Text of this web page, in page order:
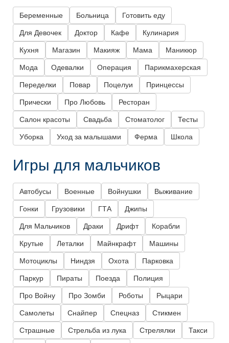
Беременные Больница Готовить еду
Для Девочек Доктор Кафе Кулинария
Кухня Магазин Макияж Мама Маникюр
Мода Одевалки Операция Парикмахерская
Переделки Повар Поцелуи Принцессы
Прически Про Любовь Ресторан
Салон красоты Свадьба Стоматолог Тесты
Уборка Уход за малышами Ферма Школа
Игры для мальчиков
Автобусы Военные Войнушки Выживание
Гонки Грузовики ГТА Джипы
Для Мальчиков Драки Дрифт Корабли
Крутые Леталки Майнкрафт Машины
Мотоциклы Ниндзя Охота Парковка
Паркур Пираты Поезда Полиция
Про Войну Про Зомби Роботы Рыцари
Самолеты Снайпер Спецназ Стикмен
Страшные Стрельба из лука Стрелялки Такси